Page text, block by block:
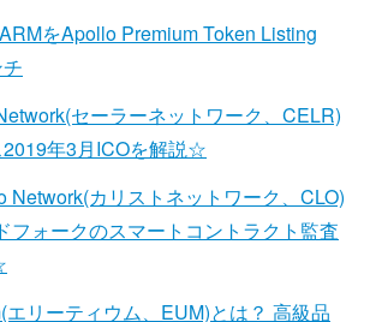
をApollo Premium Token Listing
セーラーネットワーク、CELR)
2019年3月ICOを解説☆
Network(カリストネットワーク、CLO)
フォークのスマートコントラクト監査
リーティウム、EUM)とは？ 高級品